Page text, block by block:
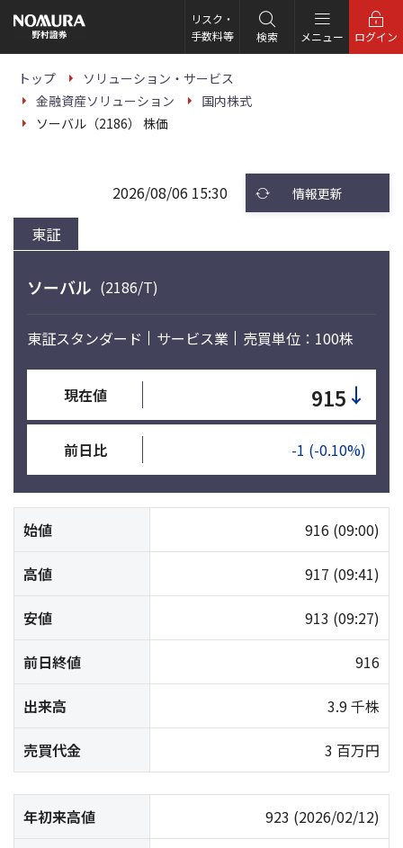
の
ー
リスク・
手数料等
検索 メニュー ログイン
トップ
ソリューション・サービス
金融資産ソリューション
国内株式
ソーバル（2186） 株価
東証
2026/08/06 15:30 情報更新
ソーバル (2186/T)
東証スタンダード サービス業 売買単位：100株
現在値 915 ↓
前日比 -1 (-0.10%)
始値 916 (09:00)
高値 917 (09:41)
安値 913 (09:27)
前日終値 916
出来高 3.9 千株
売買代金 3 百万円
年初来高値 923 (2026/02/12)